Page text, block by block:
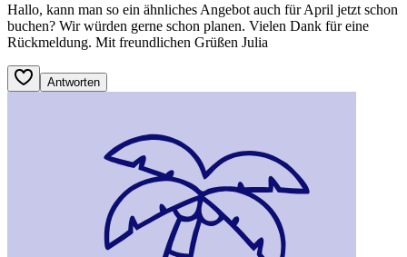
Hallo, kann man so ein ähnliches Angebot auch für April jetzt schon
buchen? Wir würden gerne schon planen. Vielen Dank für eine
Rückmeldung. Mit freundlichen Grüßen Julia
Antworten